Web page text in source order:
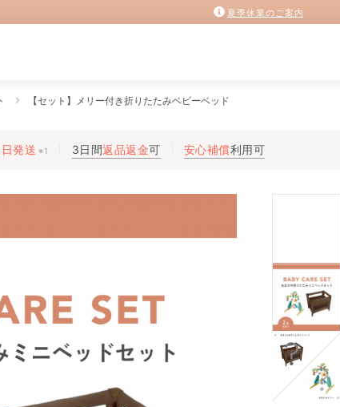
夏季休業のご案内
【セット】メリー付き折りたたみベビーベッド
発送 ※1 3日間返品返金可 安心補償利用可